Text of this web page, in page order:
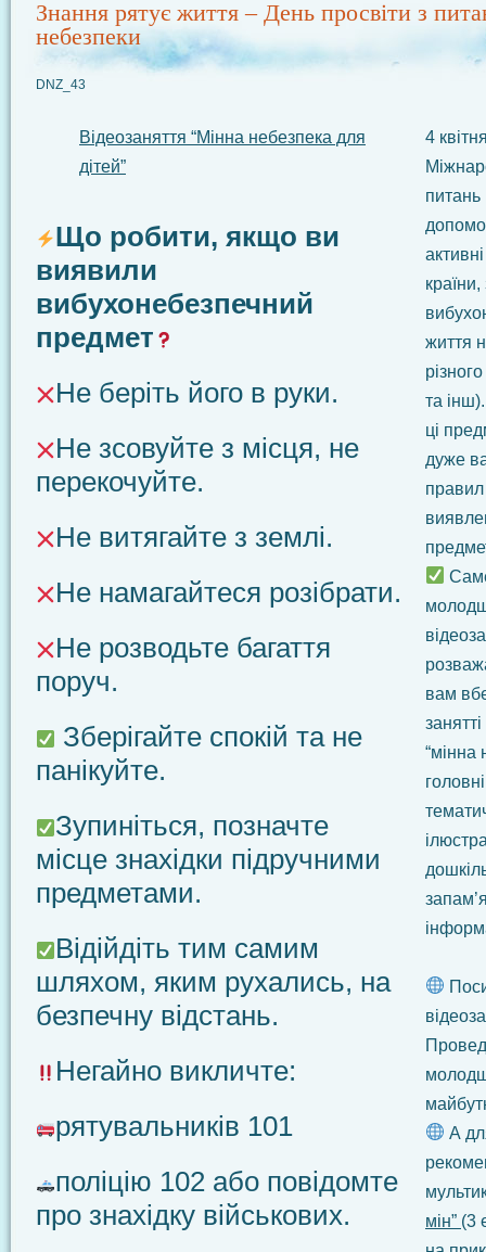
Знання рятує життя – День просвіти з
небезпеки
DNZ_43
4
питань
життя
та
ці
дуже
правил
вам
“мінна
А
мін” (3
Відеозаняття “Мінна небезпека для
дітей”
Що робити, якщо ви
виявили
вибухонебезпечний
предмет
Не беріть його в руки.
Не зсовуйте з місця, не
перекочуйте.
Не витягайте з землі.
Не намагайтеся розібрати.
Не розводьте багаття
поруч.
Зберігайте спокій та не
панікуйте.
Зупиніться, позначте
місце знахідки підручними
предметами.
Відійдіть тим самим
шляхом, яким рухались, на
безпечну відстань.
Негайно викличте:
рятувальників 101
поліцію 102 або повідомте
про знахідку військових.